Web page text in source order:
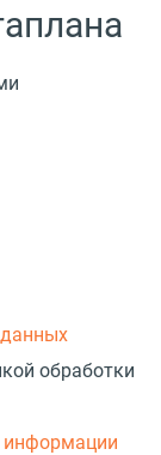
обработки
информации